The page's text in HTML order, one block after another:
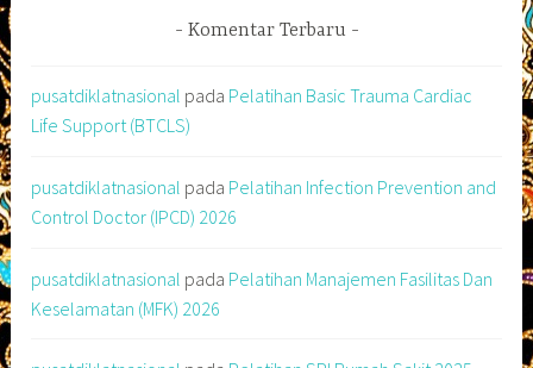
Komentar Terbaru
pusatdiklatnasional pada Pelatihan Basic Trauma Cardiac
Life Support (BTCLS)
pusatdiklatnasional pada Pelatihan Infection Prevention and
Control Doctor (IPCD) 2026
pusatdiklatnasional pada Pelatihan Manajemen Fasilitas Dan
Keselamatan (MFK) 2026